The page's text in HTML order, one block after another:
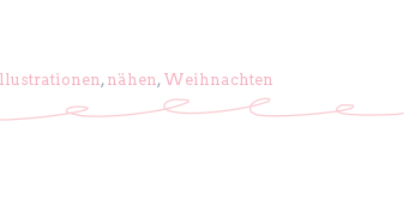
, nähen, Weihnachten